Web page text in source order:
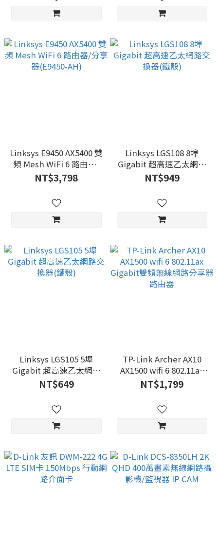
Linksys E9450 AX5400 雙
頻 Mesh WiFi 6 路由器/
分享器(E9450-AH)
NT$3,798
Linksys LGS108 8埠
Gigabit 超高速乙太網路
交換器(鐵殼)
NT$949
Linksys LGS105 5埠
Gigabit 超高速乙太網路
交換器(鐵殼)
NT$649
TP-Link Archer AX10
AX1500 wifi 6 802.11ax
Gigabit雙頻無線網路分
享器 路由器
NT$1,799